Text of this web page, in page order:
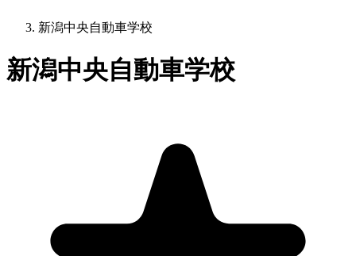
新潟中央自動車学校
新潟中央自動車学校